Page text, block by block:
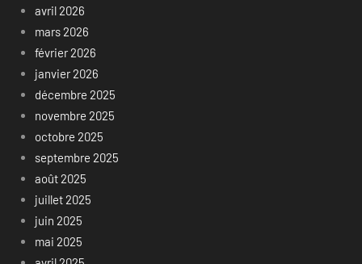
avril 2026
mars 2026
février 2026
janvier 2026
décembre 2025
novembre 2025
octobre 2025
septembre 2025
août 2025
juillet 2025
juin 2025
mai 2025